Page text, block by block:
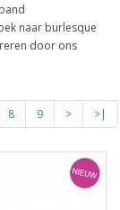
naar burlesque
door ons
8 9 > >|